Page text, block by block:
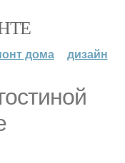
дома дизайн